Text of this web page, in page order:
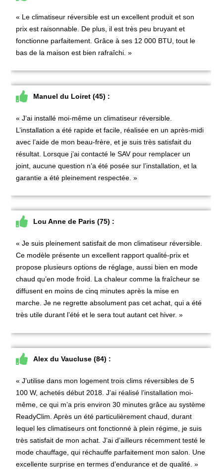
« Le climatiseur réversible est un excellent produit et son
prix est raisonnable. De plus, il est très peu bruyant et
fonctionne parfaitement. Grâce à ses 12 000 BTU, tout le
bas de la maison est bien rafraîchi. »
Manuel du Loiret (45) :
« J’ai installé moi-même un climatiseur réversible.
L’installation a été rapide et facile, réalisée en un après-midi
avec l’aide de mon beau-frère, et je suis très satisfait du
résultat. Lorsque j’ai contacté le SAV pour remplacer un
joint, aucune question n’a été posée sur l’installation, et la
garantie a été pleinement respectée. »
Lou Anne de Paris (75) :
« Je suis pleinement satisfait de mon climatiseur réversible.
Ce modèle présente un excellent rapport qualité-prix et
propose plusieurs options de réglage, aussi bien en mode
chaud qu’en mode froid. La chaleur comme la fraîcheur se
diffusent en moins de cinq minutes après la mise en
marche. Je ne regrette absolument pas cet achat, qui a été
très utile durant l’été et le sera tout autant cet hiver. »
Alex du Vaucluse (84) :
« J’utilise dans mon logement trois clims réversibles de 5
100 W, achetés début 2018. J’ai réalisé l’installation moi-
même, ce qui m’a pris environ 30 minutes grâce au système
ReadyClim. Après un été particulièrement chaud, durant
lequel les climatiseurs ont fonctionné à plein régime, je suis
très satisfait de mon achat. J’ai d’ailleurs récemment testé le
mode chauffage, qui réchauffe parfaitement mon salon. Une
excellente surprise en termes d’endurance et de qualité. »